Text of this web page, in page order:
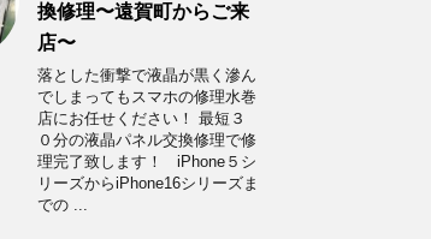
換修理〜遠賀町からご来
店〜
落とした衝撃で液晶が黒く滲ん
でしまってもスマホの修理水巻
店にお任せください！ 最短３
０分の液晶パネル交換修理で修
理完了致します！ iPhone５シ
リーズからiPhone16シリーズま
での ...